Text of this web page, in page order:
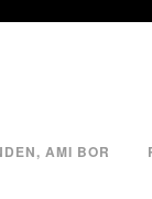
AMI BOR